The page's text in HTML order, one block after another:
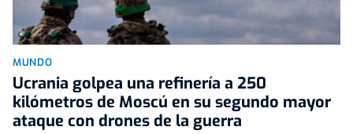
MUNDO
Ucrania golpea una refinería a 250
kilómetros de Moscú en su segundo mayor
ataque con drones de la guerra